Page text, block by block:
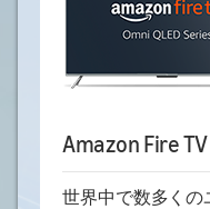
Amazon Fire TV
世界中で数多く